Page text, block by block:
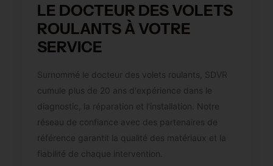
LE DOCTEUR DES VOLETS
ROULANTS À VOTRE
SERVICE
Surnommé le docteur des volets roulants, SDVR
cumule plus de 20 ans d'expérience dans le
diagnostic, la réparation et l'installation. Notre
réseau de confiance avec des partenaires de
référence garantit la qualité des matériaux et la
fiabilité de chaque intervention.